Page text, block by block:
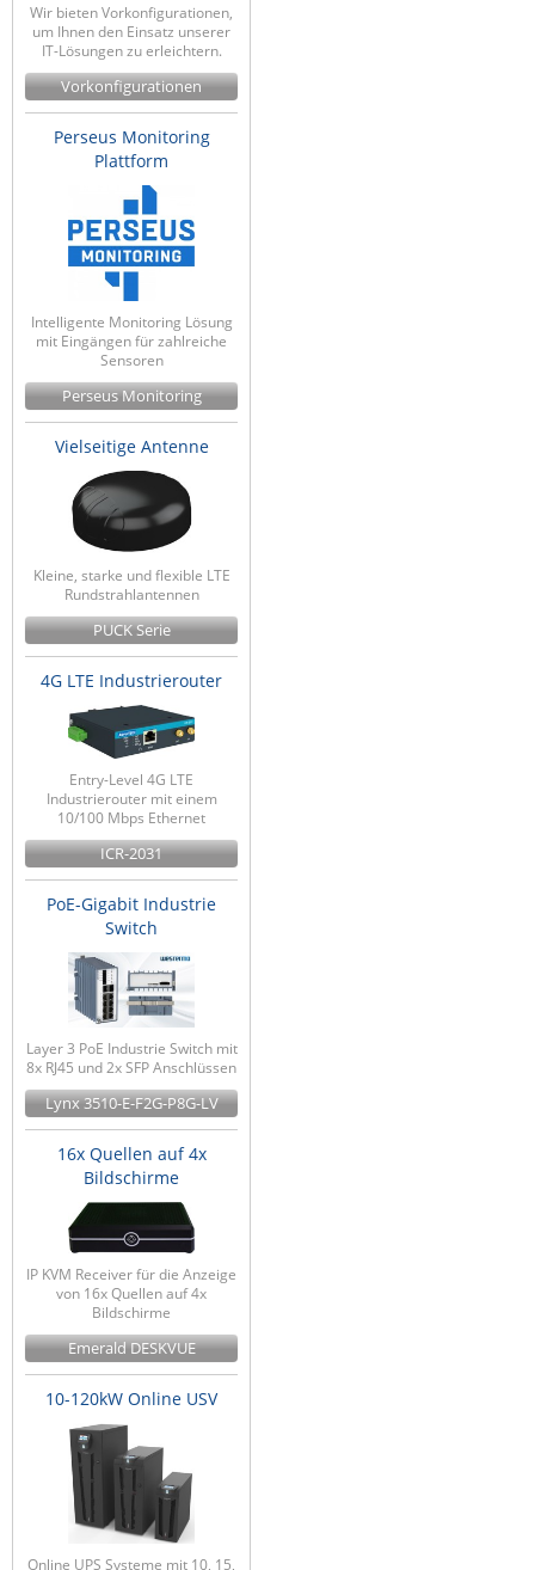
Wir bieten Vorkonfigurationen,
um Ihnen den Einsatz unserer
IT-Lösungen zu erleichtern.
Vorkonfigurationen
Perseus Monitoring
Plattform
Intelligente Monitoring Lösung
mit Eingängen für zahlreiche
Sensoren
Perseus Monitoring
Vielseitige Antenne
Kleine, starke und flexible LTE
Rundstrahlantennen
PUCK Serie
4G LTE Industrierouter
Entry-Level 4G LTE
Industrierouter mit einem
10/100 Mbps Ethernet
ICR-2031
PoE-Gigabit Industrie
Switch
Layer 3 PoE Industrie Switch mit
8x RJ45 und 2x SFP Anschlüssen
Lynx 3510-E-F2G-P8G-LV
16x Quellen auf 4x
Bildschirme
IP KVM Receiver für die Anzeige
von 16x Quellen auf 4x
Bildschirme
Emerald DESKVUE
10-120kW Online USV
Online UPS Systeme mit 10, 15,